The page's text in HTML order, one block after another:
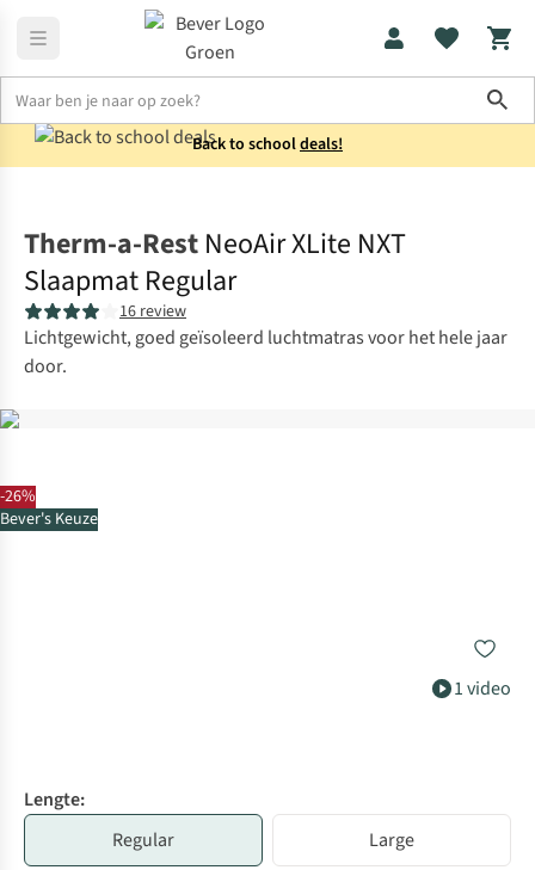
Back to schooldeals!
-26%
Bever's Keuze
1 video
Therm-a-Rest NeoAir XLite NXT
Slaapmat Regular
16 review
Lichtgewicht, goed geïsoleerd luchtmatras voor het hele jaar
door.
Lengte:
Regular
Large